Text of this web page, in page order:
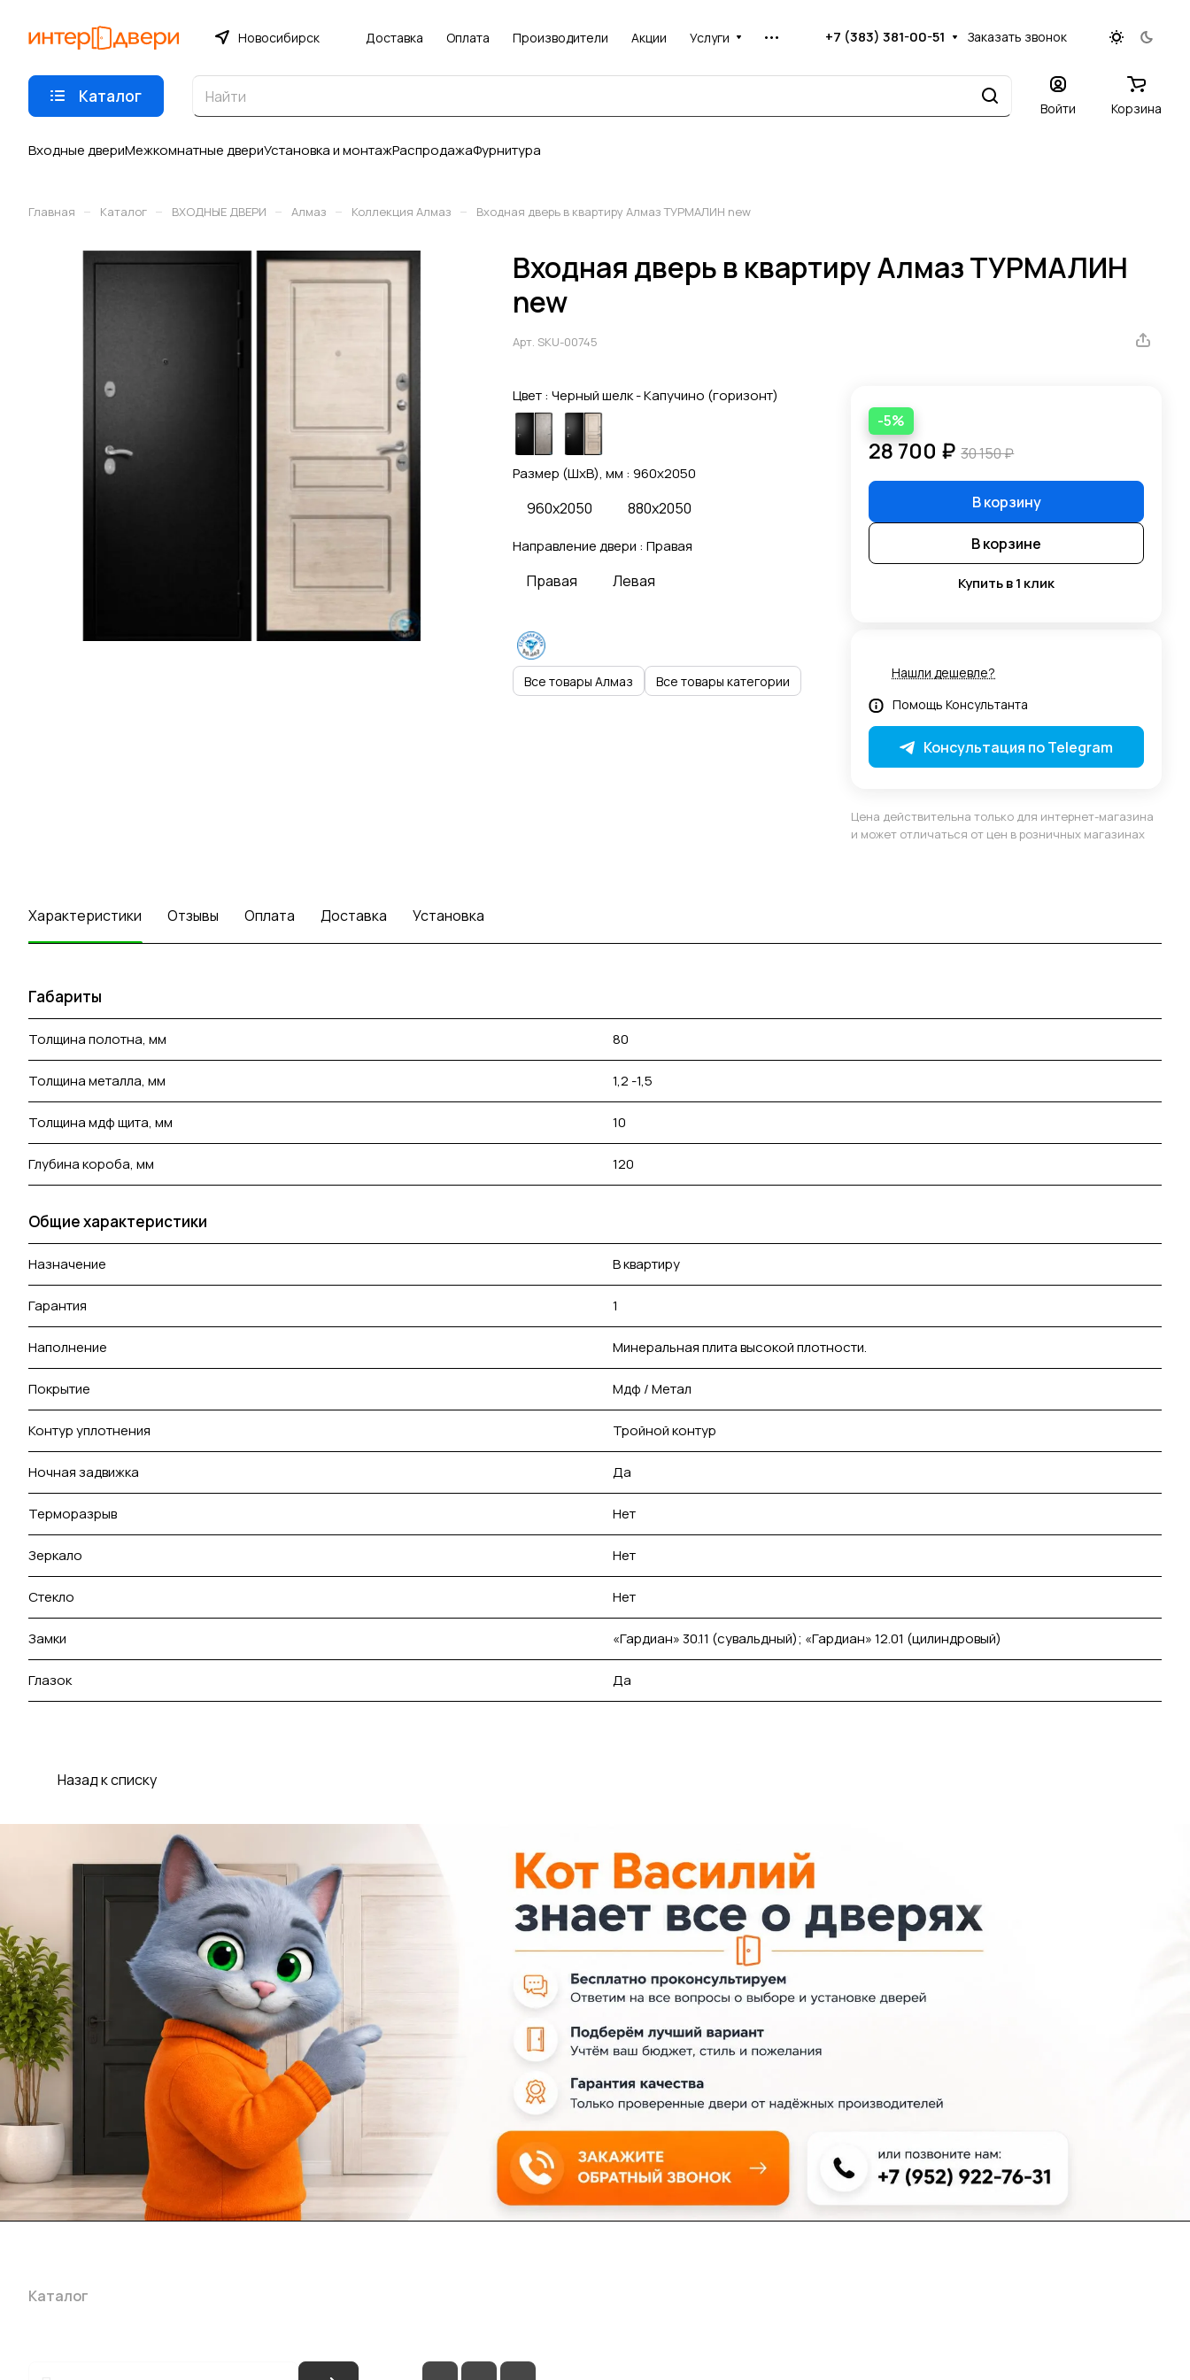
Новосибирск Доставка Оплата Производители Акции Услуги +7 (383) 381-00-51 Заказать звонок
Каталог
Войти Корзина
Входные двериМежкомнатные двериУстановка и монтажРаспродажаФурнитура
Главная – Каталог – ВХОДНЫЕ ДВЕРИ – Алмаз – Коллекция Алмаз – Входная дверь в квартиру Алмаз ТУРМАЛИН new
Входная дверь в квартиру Алмаз ТУРМАЛИН
new
Арт. SKU-00745
Цвет : Черный шелк - Капучино (горизонт)
Размер (ШхВ), мм : 960x2050
960x2050 880x2050
Направление двери : Правая
Правая Левая
Все товары Алмаз Все товары категории
-5%
28 700 ₽ 30 150 ₽
В корзину
В корзине
Купить в 1 клик
Нашли дешевле?
Помощь Консультанта
Консультация по Telegram
Цена действительна только для интернет-магазина
и может отличаться от цен в розничных магазинах
Характеристики Отзывы Оплата Доставка Установка
Габариты
Толщина полотна, мм 80
Толщина металла, мм 1,2 -1,5
Толщина мдф щита, мм 10
Глубина короба, мм 120
Общие характеристики
Назначение В квартиру
Гарантия 1
Наполнение Минеральная плита высокой плотности.
Покрытие Мдф / Метал
Контур уплотнения Тройной контур
Ночная задвижка Да
Терморазрыв Нет
Зеркало Нет
Стекло Нет
Замки «Гардиан» 30.11 (сувальдный); «Гардиан» 12.01 (цилиндровый)
Глазок Да
Назад к списку
Каталог